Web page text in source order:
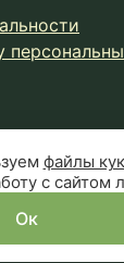
сайта
(п.2
файлы
с сайтом
Ок